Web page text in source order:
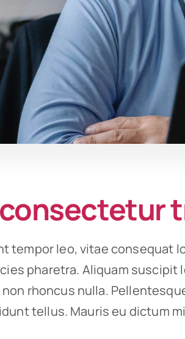
tempor leo, vitae consequat
pharetra. Aliquam suscipit
non rhoncus nulla.
tellus. Mauris eu dictum